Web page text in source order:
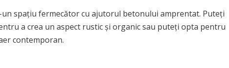
spațiu fermecător cu ajutorul betonului amprentat. Puteți
a crea un aspect rustic și organic sau puteți opta pentru
contemporan.